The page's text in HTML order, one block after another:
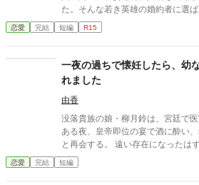
た。そんな若き英雄の婚約者に選
子爵令嬢は、自身を果報者と信じて疑
敷のメイドと関係を持っていると
るつもりだった。分かっていてそれ
ッサにとってアイルザートは、本
恋愛 完結 短編 R15
一夜の過ちで懐妊したら、幼
れました
由香
没落貴族の娘・柳月鈴は、宮廷で
ある夜、皇帝即位の宴で酒に酔い
と再会する。 遠い存在になったはずの彼。 けれど、その夜をきっ
かけに月鈴の運命は大きく動き出す。 冷酷と恐れられる皇帝
なぜか彼女だけには甘すぎて――。
恋愛 完結 短編